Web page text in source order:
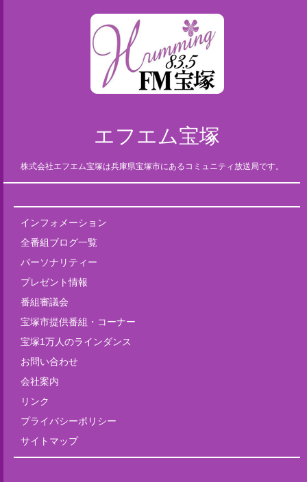
エフエム宝塚
株式会社エフエム宝塚は兵庫県宝塚市にあるコミュニティ放送局です。
インフォメーション
全番組ブログ一覧
パーソナリティー
プレゼント情報
番組審議会
宝塚市提供番組・コーナー
宝塚1万人のラインダンス
お問い合わせ
会社案内
リンク
プライバシーポリシー
サイトマップ